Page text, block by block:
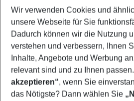
Select your date range
10/08/26–08/08/27 5-8
Who will travel
2 adults No children
Show more
Wir verwenden Cookies und
unsere Webseite für Sie
Dadurch können wir die Nutzung
verstehen und verbessern, Ihnen
Inhalte, Angebote und Werbung
relevant sind und zu Ihnen
akzeptieren“, wenn Sie
das Nötigste? Dann wählen Sie